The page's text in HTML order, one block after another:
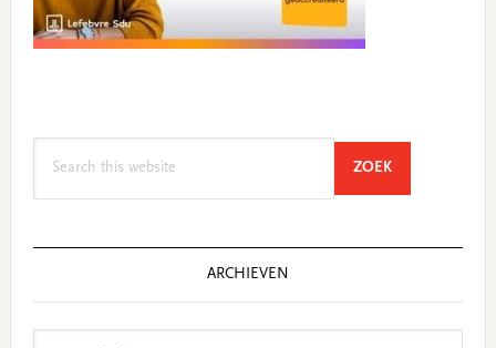
ZOEKSEARCH
ARCHIEVEN